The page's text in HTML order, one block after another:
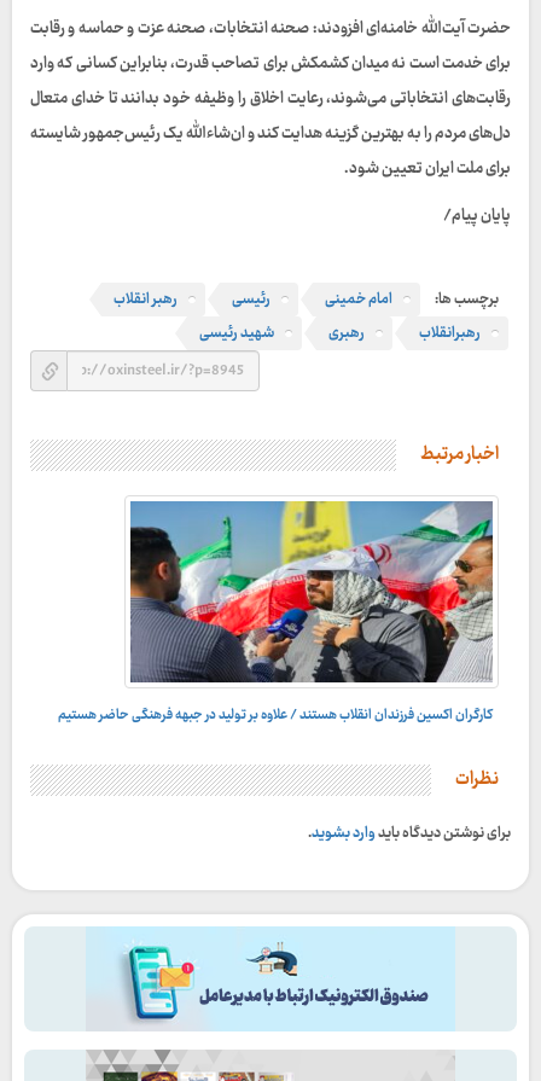
حضرت آیت‌الله خامنه‌ای افزودند: صحنه انتخابات، صحنه عزت و حماسه و رقابت
برای خدمت است نه میدان کشمکش برای تصاحب قدرت، بنابراین کسانی که وارد
رقابت‌های انتخاباتی می‌شوند، رعایت اخلاق را وظیفه خود بدانند تا خدای متعال
دل‌های مردم را به بهترین گزینه هدایت کند و ان‌شاءالله یک رئیس‌جمهور شایسته
برای ملت ایران تعیین شود.
پایان پیام/
برچسب ها: امام خمینی رئیسی
رهبر انقلاب
رهبرانقلاب
رهبری شهید رئیسی
اخبار مرتبط
کارگر فولاد اکسین در مراسم ارتحال امام خمینی(ره):
کارگران اکسین فرزندان انقلاب هستند / علاوه بر تولید در جبهه فرهنگی حاضر هستیم
نظرات
برای نوشتن دیدگاه بایدوارد بشوید.